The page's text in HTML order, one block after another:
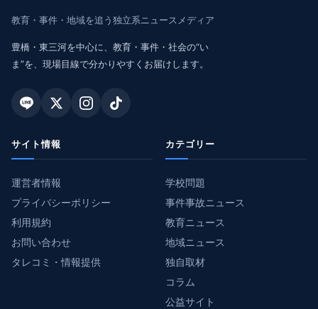
教育・事件・地域を追う独立系ニュースメディア
豊橋・東三河を中心に、教育・事件・社会の“い
ま”を、現場目線で分かりやすくお届けします。
サイト情報
運営者情報
プライバシーポリシー
利用規約
お問い合わせ
タレコミ・情報提供
カテゴリー
学校問題
事件事故ニュース
教育ニュース
地域ニュース
独自取材
コラム
公益サイト